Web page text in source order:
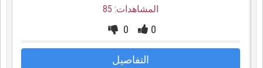
المشاهدات: 85
0
0
التفاصيل